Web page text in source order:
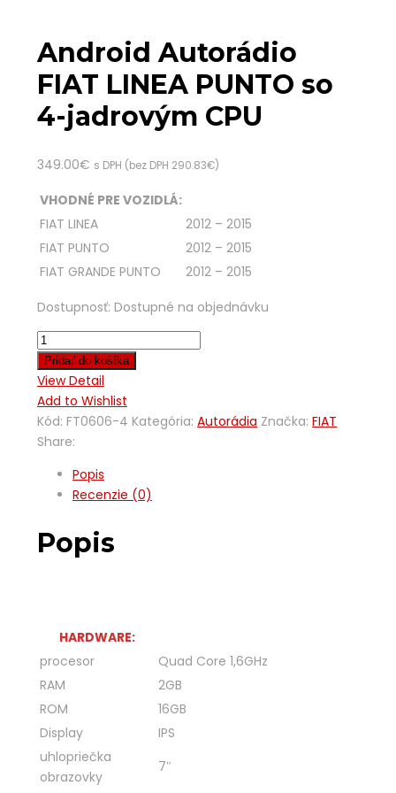
Android Autorádio
FIAT LINEA PUNTO so
4-jadrovým CPU
349.00€ s DPH (bez DPH 290.83€)
VHODNÉ PRE VOZIDLÁ:
FIAT LINEA
2012 – 2015
FIAT PUNTO
2012 – 2015
FIAT GRANDE PUNTO
2012 – 2015
Dostupnosť: Dostupné na objednávku
Pridať do košíka
View Detail
Add to Wishlist
Kód: FT0606-4 Kategória: Autorádia Značka: FIAT
Share:
Popis
Recenzie (0)
Popis
HARDWARE:
procesor
Quad Core 1,6GHz
RAM
2GB
ROM
16GB
Display
IPS
uhlopriečka
obrazovky
7″